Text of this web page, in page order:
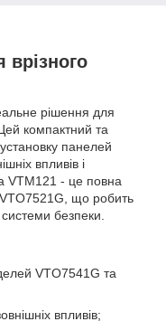
врізного
рішення для
компактний та
панелей
впливів і
VTM121 - це повна
що робить
безпеки.
VTO7541G та
впливів;